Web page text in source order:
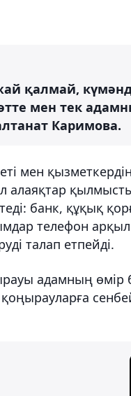
қалмай,
мен тек
Каримова.
мен
алаяқтар
банк, құқық
телефон
талап етпейді.
адамның